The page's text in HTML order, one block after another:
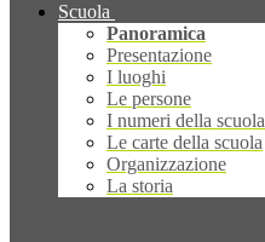
Scuola
Panoramica
Presentazione
I luoghi
Le persone
I numeri della scuola
Le carte della scuola
Organizzazione
La storia